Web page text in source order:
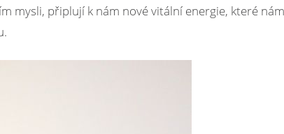
mysli, připlují k nám nové vitální energie, které